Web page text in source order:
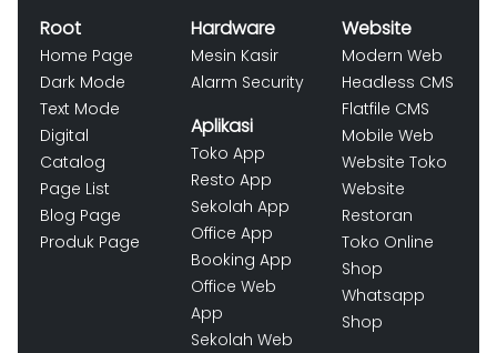
Root
Home Page
Dark Mode
Text Mode
Digital
Catalog
Page List
Blog Page
Produk Page
Hardware
Mesin Kasir
Alarm Security
Aplikasi
Toko App
Resto App
Sekolah App
Office App
Booking App
Office Web
App
Sekolah Web
Website
Modern Web
Headless CMS
Flatfile CMS
Mobile Web
Website Toko
Website
Restoran
Toko Online
Shop
Whatsapp
Shop